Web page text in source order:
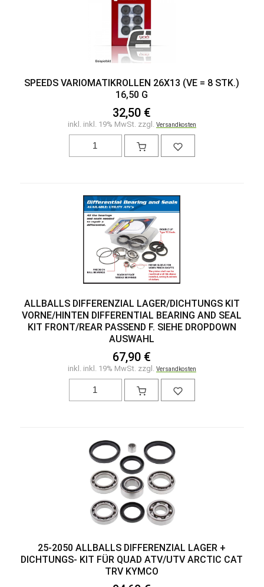
SPEEDS VARIOMATIKROLLEN 26X13 (VE = 8 STK.)
16,50 G
32,50 €
inkl. inkl. 19% MwSt. zzgl. Versandkosten
ALLBALLS DIFFERENZIAL LAGER/DICHTUNGS KIT
VORNE/HINTEN DIFFERENTIAL BEARING AND SEAL
KIT FRONT/REAR PASSEND F. SIEHE DROPDOWN
AUSWAHL
67,90 €
inkl. inkl. 19% MwSt. zzgl. Versandkosten
25-2050 ALLBALLS DIFFERENZIAL LAGER +
DICHTUNGS- KIT FÜR QUAD ATV/UTV ARCTIC CAT
TRV KYMCO